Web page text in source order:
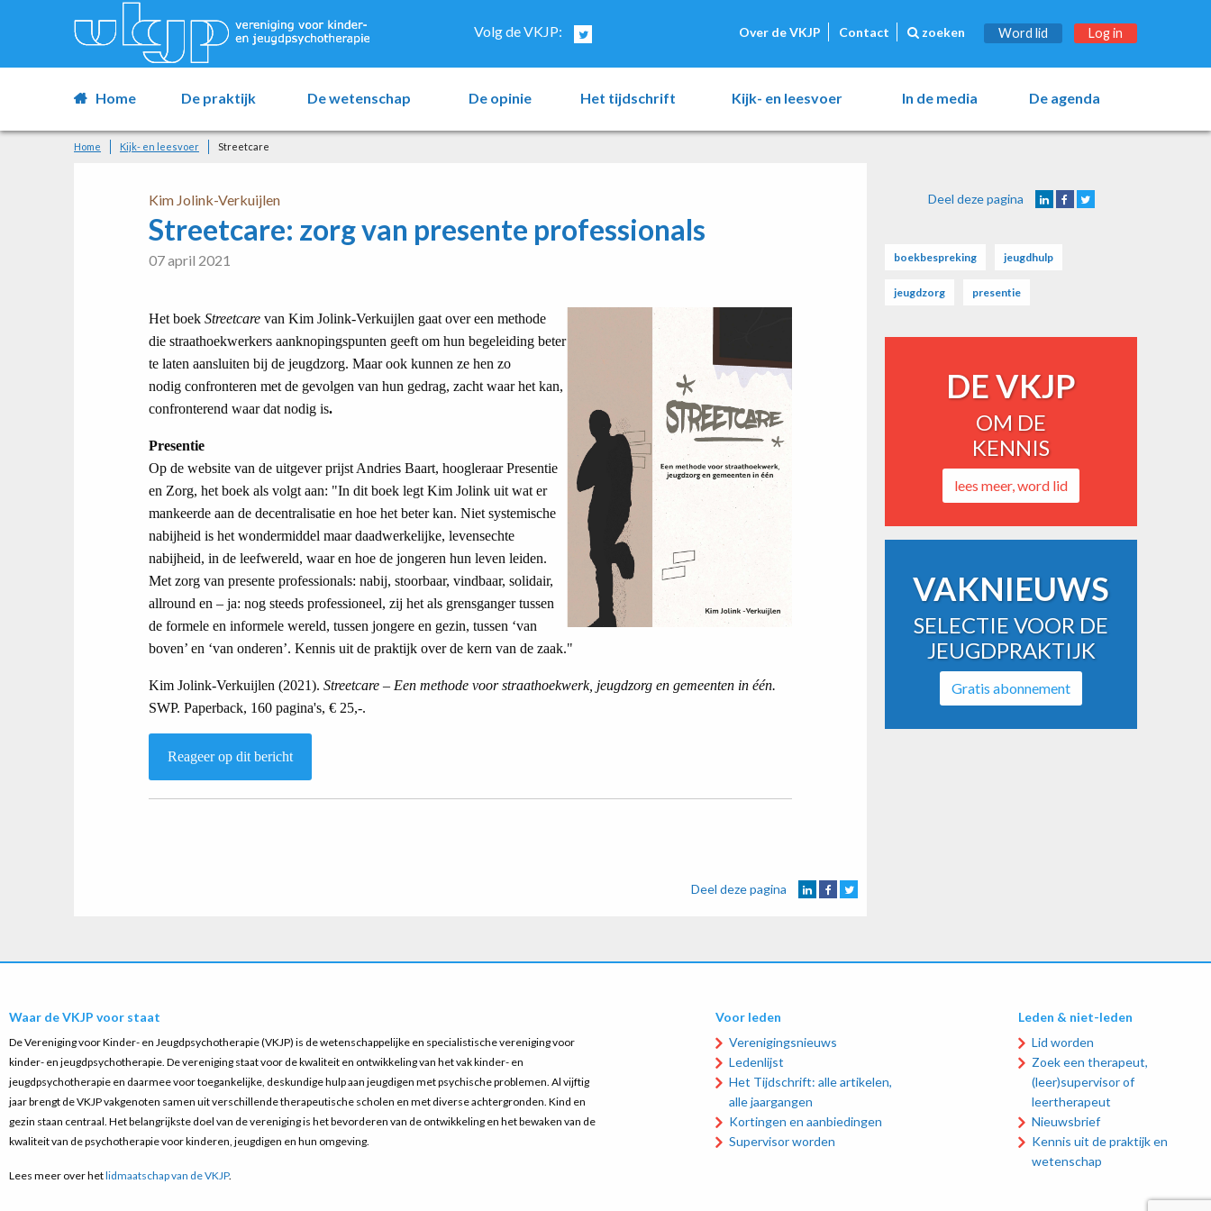
Over de VKJP Contact zoeken Word lid Log in
Volg de VKJP:
Home De praktijk De wetenschap De opinie Het tijdschrift Kijk- en leesvoer In de media De agenda
Home Kijk- en leesvoer Streetcare
Kim Jolink-Verkuijlen
Streetcare: zorg van presente professionals
07 april 2021
Het boekStreetcare van Kim Jolink-Verkuijlen gaat over een methode
die straathoekwerkers aanknopingspunten geeft om hun begeleiding beter
te laten aansluiten bij de jeugdzorg. Maar ook kunnen ze hen zo
nodig confronteren met de gevolgen van hun gedrag, zacht waar het kan,
confronterend waar dat nodig is.
Presentie
Op de website van de uitgever prijst Andries Baart, hoogleraar Presentie
en Zorg, het boek als volgt aan: "In dit boek legt Kim Jolink uit wat er
mankeerde aan de decentralisatie en hoe het beter kan. Niet systemische
nabijheid is het wondermiddel maar daadwerkelijke, levensechte
nabijheid, in de leefwereld, waar en hoe de jongeren hun leven leiden.
Met zorg van presente professionals: nabij, stoorbaar, vindbaar, solidair,
allround en – ja: nog steeds professioneel, zij het als grensganger tussen
de formele en informele wereld, tussen jongere en gezin, tussen ‘van
boven’ en ‘van onderen’. Kennis uit de praktijk over de kern van de zaak."
Kim Jolink-Verkuijlen (2021).Streetcare – Een methode voor straathoekwerk, jeugdzorg en gemeenten in één.
SWP. Paperback, 160 pagina's, € 25,-.
Reageer op dit bericht
Deel deze pagina
Deel deze pagina
boekbespreking jeugdhulp
jeugdzorg presentie
DE VKJP
OM DE
KENNIS
lees meer, word lid
VAKNIEUWS
SELECTIE VOOR DE
JEUGDPRAKTIJK
Gratis abonnement
Waar de VKJP voor staat
De Vereniging voor Kinder- en Jeugdpsychotherapie (VKJP) is de wetenschappelijke en specialistische vereniging voor
kinder- en jeugdpsychotherapie. De vereniging staat voor de kwaliteit en ontwikkeling van het vak kinder- en
jeugdpsychotherapie en daarmee voor toegankelijke, deskundige hulp aan jeugdigen met psychische problemen. Al vijftig
jaar brengt de VKJP vakgenoten samen uit verschillende therapeutische scholen en met diverse achtergronden. Kind en
gezin staan centraal. Het belangrijkste doel van de vereniging is het bevorderen van de ontwikkeling en het bewaken van de
kwaliteit van de psychotherapie voor kinderen, jeugdigen en hun omgeving.
Lees meer over hetlidmaatschap van de VKJP.
Voor leden
Verenigingsnieuws
Ledenlijst
Het Tijdschrift: alle artikelen,
alle jaargangen
Kortingen en aanbiedingen
Supervisor worden
Leden & niet-leden
Lid worden
Zoek een therapeut,
(leer)supervisor of
leertherapeut
Nieuwsbrief
Kennis uit de praktijk en
wetenschap